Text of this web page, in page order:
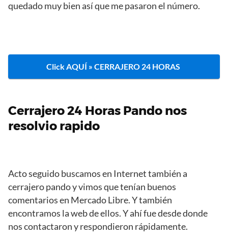
quedado muy bien así que me pasaron el número.
Click AQUÍ » CERRAJERO 24 HORAS
Cerrajero 24 Horas Pando nos
resolvio rapido
Acto seguido buscamos en Internet también a
cerrajero pando y vimos que tenían buenos
comentarios en Mercado Libre. Y también
encontramos la web de ellos. Y ahí fue desde donde
nos contactaron y respondieron rápidamente.